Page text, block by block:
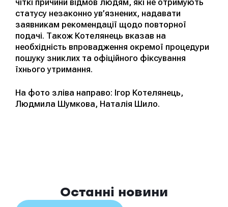
статусу незаконно ув’язнених, надавати
заявникам рекомендації щодо повторної
подачі. Також Котелянець вказав на
необхідність впровадження окремої процедури
пошуку зниклих та офіційного фіксування
їхнього утримання.
На фото зліва направо: Ігор Котелянець,
Людмила Шумкова, Наталія Шило.
Останні новини